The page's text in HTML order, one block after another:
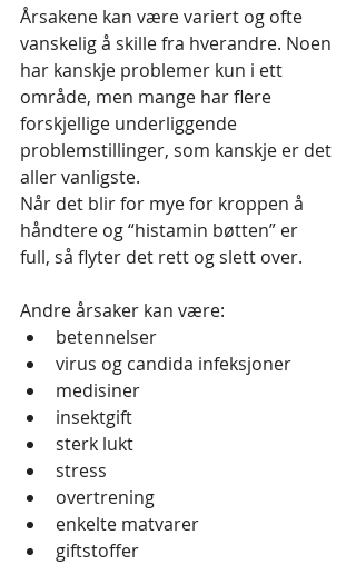
Årsakene kan være variert og ofte
vanskelig å skille fra hverandre. Noen
har kanskje problemer kun i ett
område, men mange har flere
forskjellige underliggende
problemstillinger, som kanskje er det
aller vanligste.
Når det blir for mye for kroppen å
håndtere og “histamin bøtten” er
full, så flyter det rett og slett over.
Andre årsaker kan være:
betennelser
virus og candida infeksjoner
medisiner
insektgift
sterk lukt
stress
overtrening
enkelte matvarer
giftstoffer